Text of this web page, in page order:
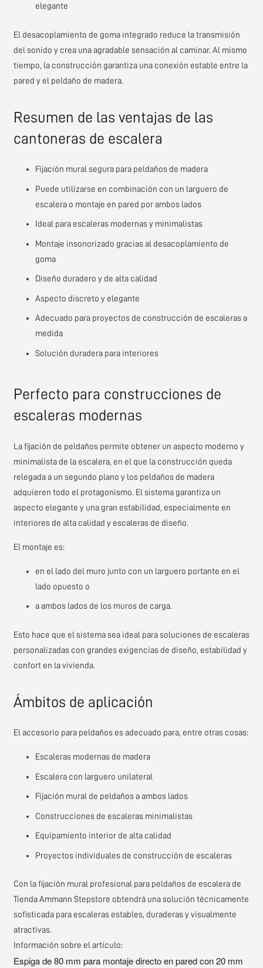
elegante
El desacoplamiento de goma integrado reduce la transmisión
del sonido y crea una agradable sensación al caminar. Al mismo
tiempo, la construcción garantiza una conexión estable entre la
pared y el peldaño de madera.
Resumen de las ventajas de las
cantoneras de escalera
Fijación mural segura para peldaños de madera
Puede utilizarse en combinación con un larguero de
escalera o montaje en pared por ambos lados
Ideal para escaleras modernas y minimalistas
Montaje insonorizado gracias al desacoplamiento de
goma
Diseño duradero y de alta calidad
Aspecto discreto y elegante
Adecuado para proyectos de construcción de escaleras a
medida
Solución duradera para interiores
Perfecto para construcciones de
escaleras modernas
La fijación de peldaños permite obtener un aspecto moderno y
minimalista de la escalera, en el que la construcción queda
relegada a un segundo plano y los peldaños de madera
adquieren todo el protagonismo. El sistema garantiza un
aspecto elegante y una gran estabilidad, especialmente en
interiores de alta calidad y escaleras de diseño.
El montaje es:
en el lado del muro junto con un larguero portante en el
lado opuesto o
a ambos lados de los muros de carga.
Esto hace que el sistema sea ideal para soluciones de escaleras
personalizadas con grandes exigencias de diseño, estabilidad y
confort en la vivienda.
Ámbitos de aplicación
El accesorio para peldaños es adecuado para, entre otras cosas:
Escaleras modernas de madera
Escalera con larguero unilateral
Fijación mural de peldaños a ambos lados
Construcciones de escaleras minimalistas
Equipamiento interior de alta calidad
Proyectos individuales de construcción de escaleras
Con la fijación mural profesional para peldaños de escalera de
Tienda Ammann Stepstore obtendrá una solución técnicamente
sofisticada para escaleras estables, duraderas y visualmente
atractivas.
Información sobre el artículo:
Espiga de 80 mm para montaje directo en pared con 20 mm